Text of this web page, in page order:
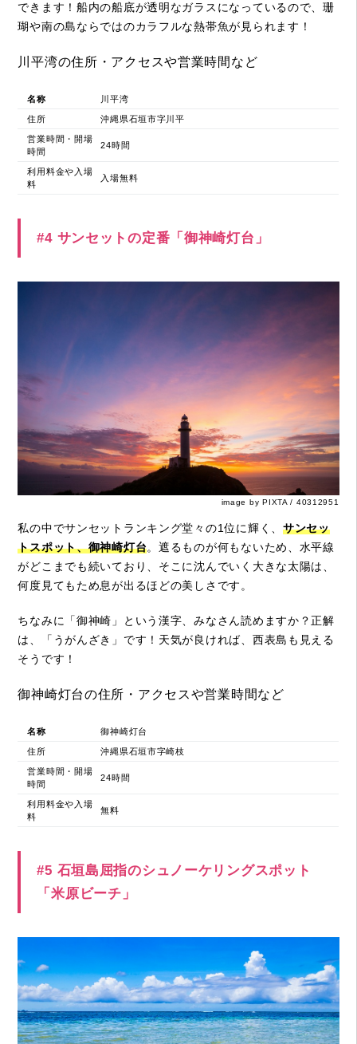
できます！船内の船底が透明なガラスになっているので、珊
瑚や南の島ならではのカラフルな熱帯魚が見られます！
川平湾の住所・アクセスや営業時間など
名称 川平湾
住所 沖縄県石垣市字川平
営業時間・開場
時間
24時間
利用料金や入場
料
入場無料
#4 サンセットの定番「御神崎灯台」
image by PIXTA / 40312951
私の中でサンセットランキング堂々の1位に輝く、 サンセッ
トスポット、御神崎灯台。遮るものが何もないため、水平線
がどこまでも続いており、そこに沈んでいく大きな太陽は、
何度見てもため息が出るほどの美しさです。
ちなみに「御神崎」という漢字、みなさん読めますか？正解
は、「うがんざき」です！天気が良ければ、西表島も見える
そうです！
御神崎灯台の住所・アクセスや営業時間など
名称 御神崎灯台
住所 沖縄県石垣市字崎枝
営業時間・開場
時間
24時間
利用料金や入場
料
無料
#5 石垣島屈指のシュノーケリングスポット
「米原ビーチ」